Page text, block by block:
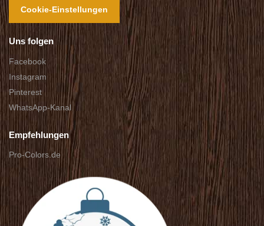
Cookie-Einstellungen
Uns folgen
Facebook
Instagram
Pinterest
WhatsApp-Kanal
Empfehlungen
Pro-Colors.de